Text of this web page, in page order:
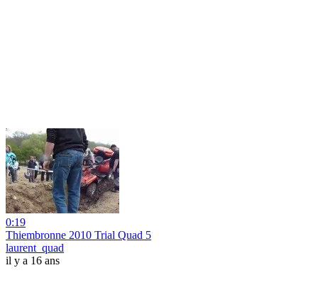
0:19
Thiembronne 2010 Trial Quad 5
laurent_quad
il y a 16 ans